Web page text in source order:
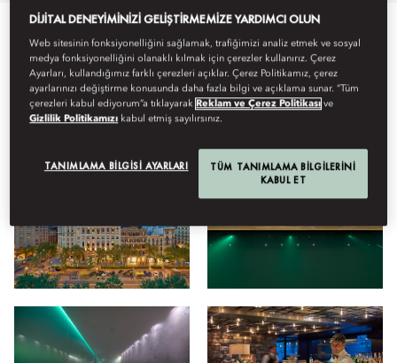
Tümü Otel Sağlık Yiyecek ve İçecek Konaklama
Görüntüleyin
DIJITAL DENEYIMINIZI GELIŞTIRMEMIZE YARDIMCI OLUN
Web sitesinin fonksiyonelliğini sağlamak, trafiğimizi analiz etmek ve sosyal
medya fonksiyonelliğini olanaklı kılmak için çerezler kullanırız. Çerez
Ayarları, kullandığımız farklı çerezleri açıklar. Çerez Politikamız, çerez
ayarlarınızı değiştirme konusunda daha fazla bilgi ve açıklama sunar. “Tüm
çerezleri kabul ediyorum”a tıklayarak Reklam ve Çerez Politikası ve
Gizlilik Politikamızı kabul etmiş sayılırsınız.
TANIMLAMA BILGISI AYARLARI
TÜM TANIMLAMA BILGILERINI
KABUL ET